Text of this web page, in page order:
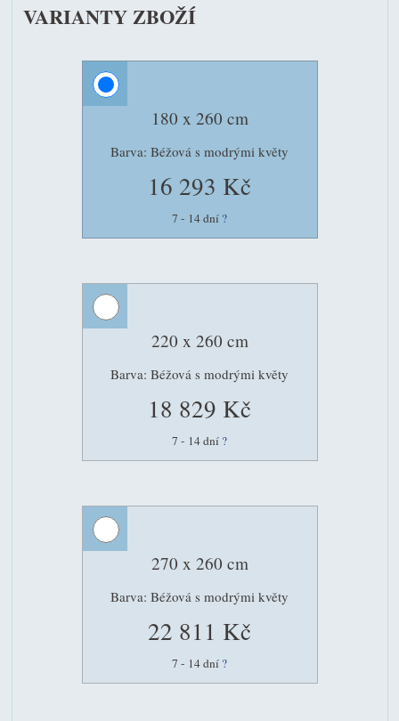
VARIANTY ZBOŽÍ
180 x 260 cm
Barva: Béžová s modrými květy
16 293 Kč
7 - 14 dní ?
220 x 260 cm
Barva: Béžová s modrými květy
18 829 Kč
7 - 14 dní ?
270 x 260 cm
Barva: Béžová s modrými květy
22 811 Kč
7 - 14 dní ?